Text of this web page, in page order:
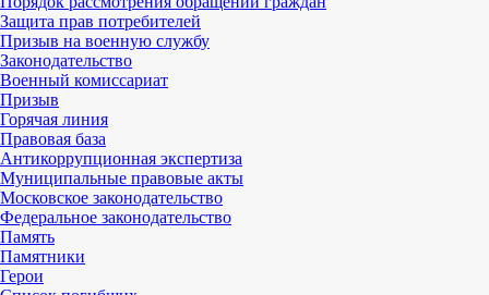
Защита прав потребителей
Призыв на военную службу
Законодательство
Военный комиссариат
Призыв
Горячая линия
Правовая база
Антикоррупционная экспертиза
Муниципальные правовые акты
Московское законодательство
Федеральное законодательство
Память
Памятники
Герои